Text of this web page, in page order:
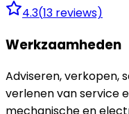
4.3(13 reviews)
Werkzaamheden
Adviseren, verkopen,
verlenen van service